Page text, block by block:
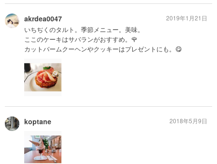
akrdea0047
いちぢくのタルト。季節メニュー。美味。
ここのケーキはサバランがおすすめ。🌹
カットバームクーヘンやクッキーはプレゼントにも。😋
2019年1月21日
koptane 2018年5月9日